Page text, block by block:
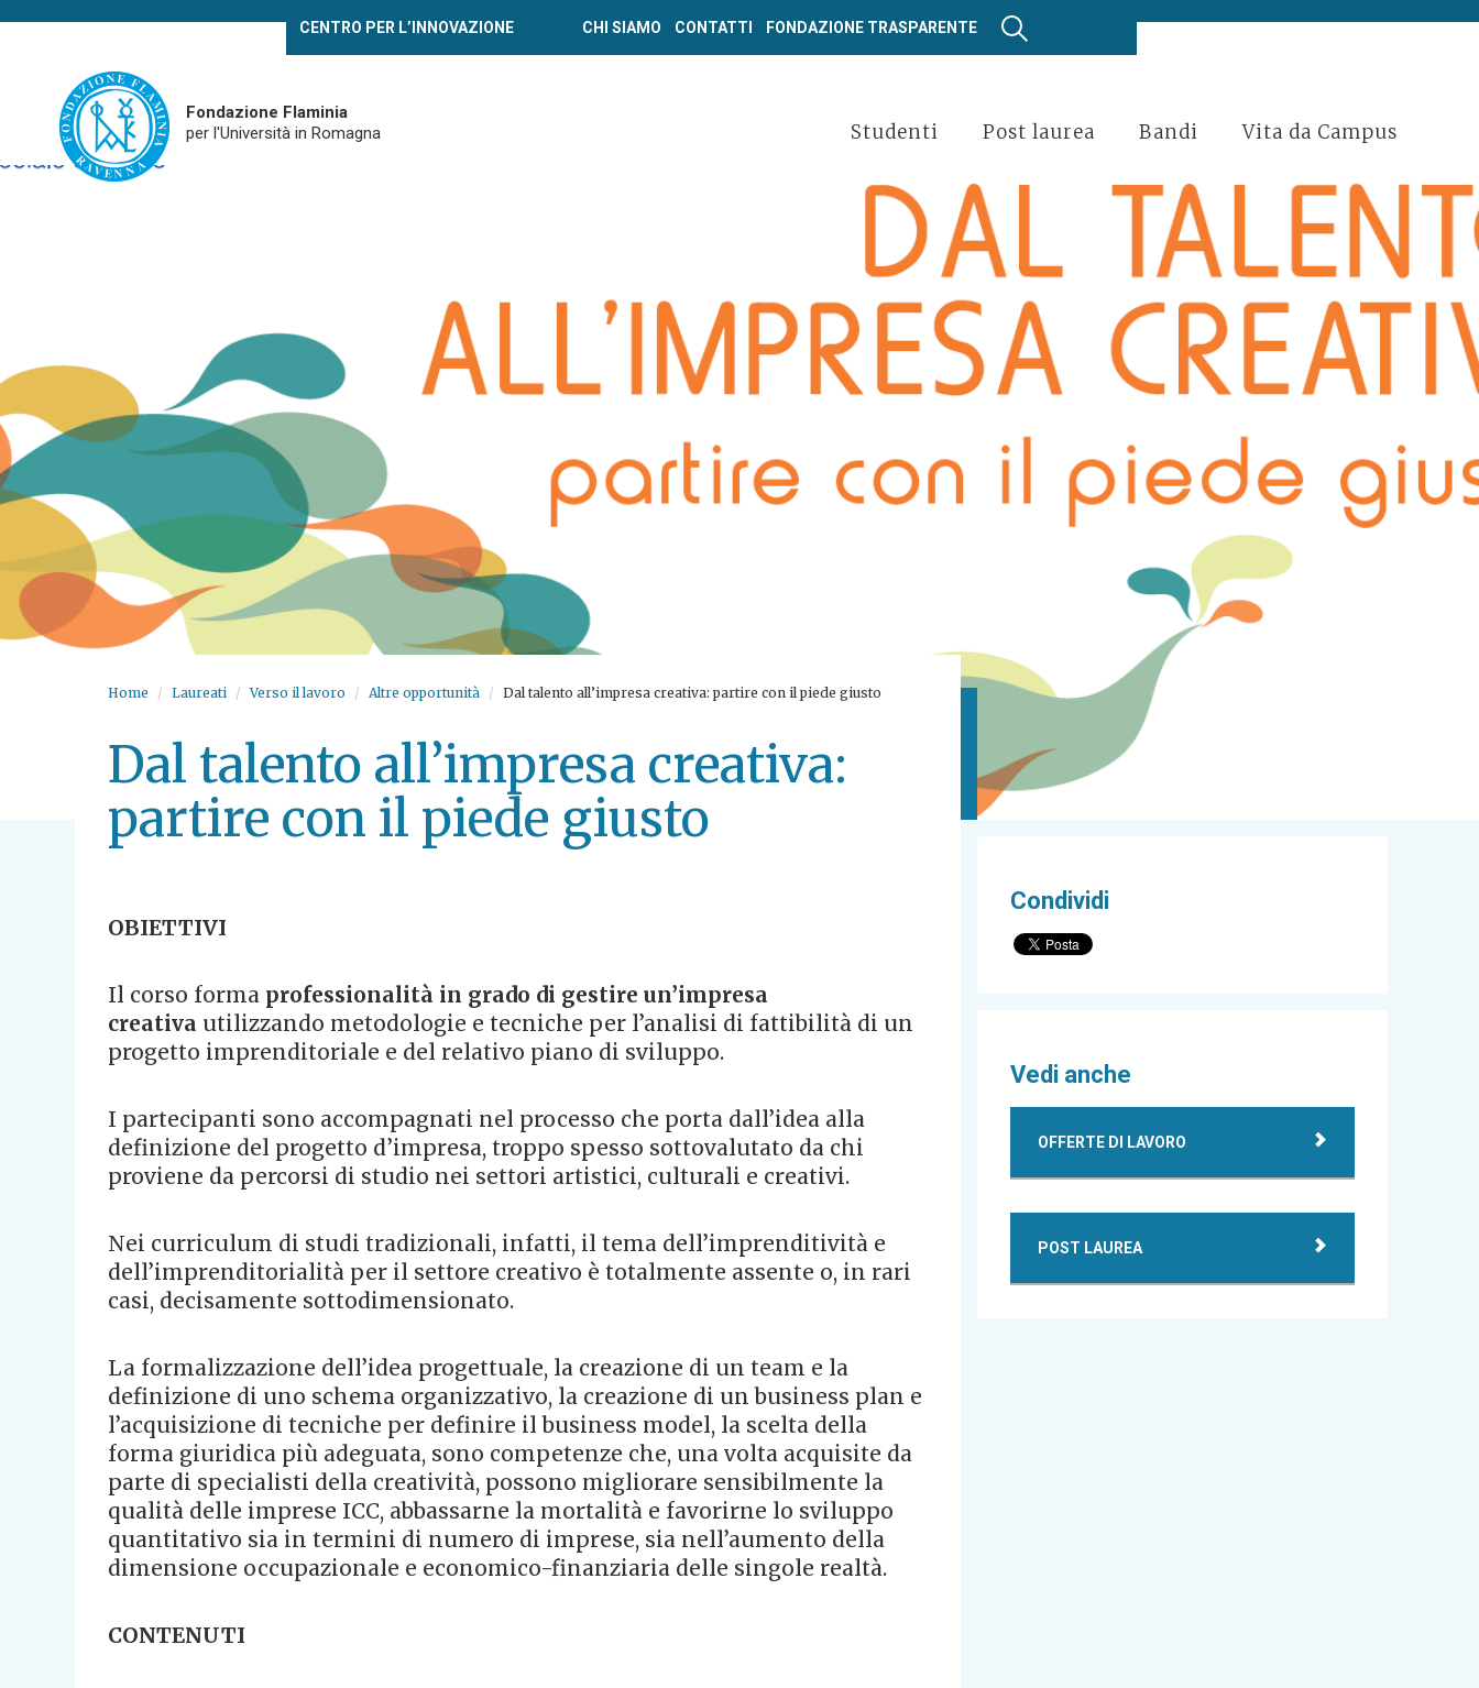
CENTRO PER L’INNOVAZIONE CHI SIAMO CONTATTI FONDAZIONE TRASPARENTE
Fondazione Flaminia
per l'Università in Romagna
Studenti Post laurea Bandi Vita da Campus
Home Laureati Verso il lavoro Altre opportunità Dal talento all’impresa creativa: partire con il piede giusto
Dal talento all’impresa creativa:
partire con il piede giusto
OBIETTIVI
Il corso forma professionalità in grado di gestire un’impresa
creativa utilizzando metodologie e tecniche per l’analisi di fattibilità di un
progetto imprenditoriale e del relativo piano di sviluppo.
I partecipanti sono accompagnati nel processo che porta dall’idea alla
definizione del progetto d’impresa, troppo spesso sottovalutato da chi
proviene da percorsi di studio nei settori artistici, culturali e creativi.
Nei curriculum di studi tradizionali, infatti, il tema dell’imprenditività e
dell’imprenditorialità per il settore creativo è totalmente assente o, in rari
casi, decisamente sottodimensionato.
La formalizzazione dell’idea progettuale, la creazione di un team e la
definizione di uno schema organizzativo, la creazione di un business plan e
l’acquisizione di tecniche per definire il business model, la scelta della
forma giuridica più adeguata, sono competenze che, una volta acquisite da
parte di specialisti della creatività, possono migliorare sensibilmente la
qualità delle imprese ICC, abbassarne la mortalità e favorirne lo sviluppo
quantitativo sia in termini di numero di imprese, sia nell’aumento della
dimensione occupazionale e economico-finanziaria delle singole realtà.
CONTENUTI
Condividi
Vedi anche
OFFERTE DI LAVORO
POST LAUREA